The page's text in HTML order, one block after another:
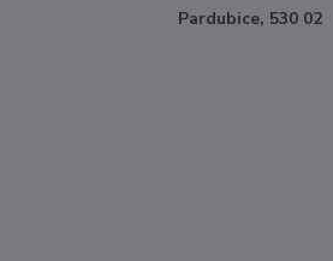
Pardubice, 530 02